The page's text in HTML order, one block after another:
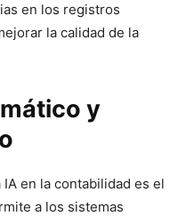
en los registros
la calidad de la
y
en la contabilidad es el
a los sistemas